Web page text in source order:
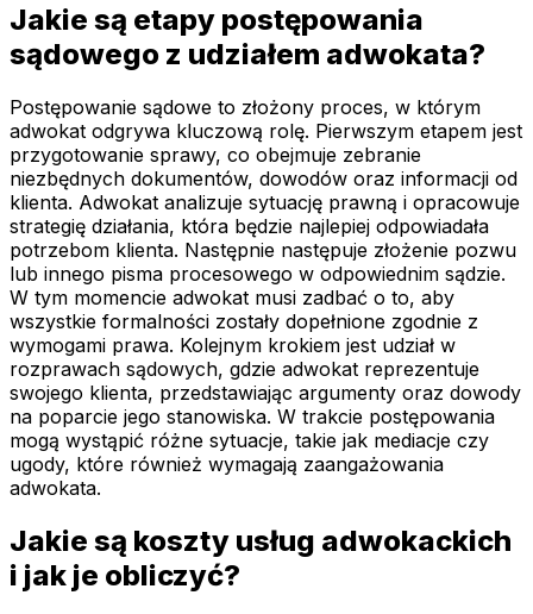
Jakie są etapy postępowania
sądowego z udziałem adwokata?
Postępowanie sądowe to złożony proces, w którym
adwokat odgrywa kluczową rolę. Pierwszym etapem jest
przygotowanie sprawy, co obejmuje zebranie
niezbędnych dokumentów, dowodów oraz informacji od
klienta. Adwokat analizuje sytuację prawną i opracowuje
strategię działania, która będzie najlepiej odpowiadała
potrzebom klienta. Następnie następuje złożenie pozwu
lub innego pisma procesowego w odpowiednim sądzie.
W tym momencie adwokat musi zadbać o to, aby
wszystkie formalności zostały dopełnione zgodnie z
wymogami prawa. Kolejnym krokiem jest udział w
rozprawach sądowych, gdzie adwokat reprezentuje
swojego klienta, przedstawiając argumenty oraz dowody
na poparcie jego stanowiska. W trakcie postępowania
mogą wystąpić różne sytuacje, takie jak mediacje czy
ugody, które również wymagają zaangażowania
adwokata.
Jakie są koszty usług adwokackich
i jak je obliczyć?